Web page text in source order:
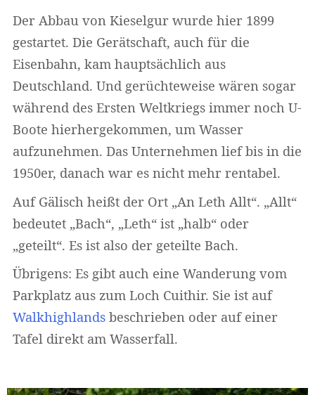
Der Abbau von Kieselgur wurde hier 1899
gestartet. Die Gerätschaft, auch für die
Eisenbahn, kam hauptsächlich aus
Deutschland. Und gerüchteweise wären sogar
während des Ersten Weltkriegs immer noch U-
Boote hierhergekommen, um Wasser
aufzunehmen. Das Unternehmen lief bis in die
1950er, danach war es nicht mehr rentabel.
Auf Gälisch heißt der Ort „An Leth Allt“. „Allt“
bedeutet „Bach“, „Leth“ ist „halb“ oder
„geteilt“. Es ist also der geteilte Bach.
Übrigens: Es gibt auch eine Wanderung vom
Parkplatz aus zum Loch Cuithir. Sie ist auf
Walkhighlands beschrieben oder auf einer
Tafel direkt am Wasserfall.
Widerrufsformular